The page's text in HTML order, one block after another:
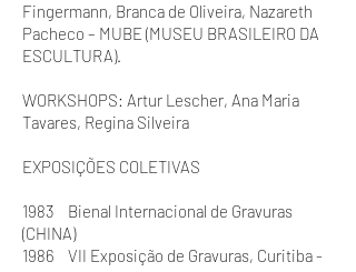
Fingermann, Branca de Oliveira, Nazareth
Pacheco – MUBE (MUSEU BRASILEIRO DA
ESCULTURA).
WORKSHOPS: Artur Lescher, Ana Maria
Tavares, Regina Silveira
EXPOSIÇÕES COLETIVAS
1983 Bienal Internacional de Gravuras
(CHINA)
1986 VII Exposição de Gravuras, Curitiba -